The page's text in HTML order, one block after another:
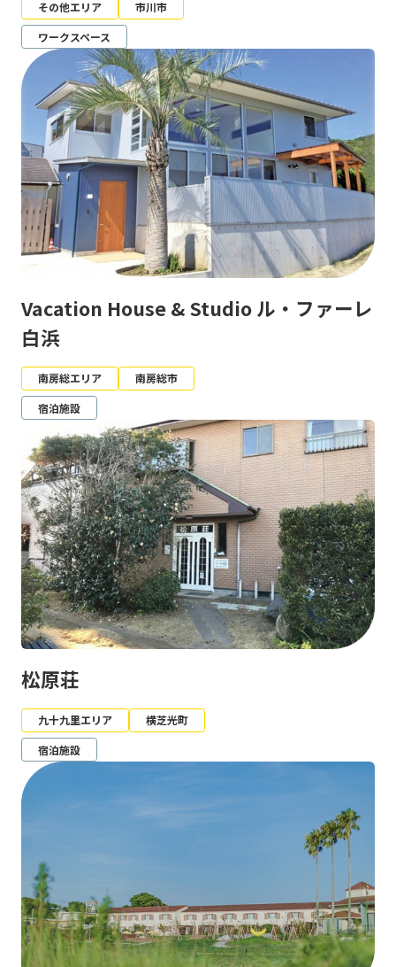
その他エリア
市川市
ワークスペース
Vacation House & Studio ル・ファーレ
白浜
南房総エリア
南房総市
宿泊施設
松原荘
九十九里エリア
横芝光町
宿泊施設